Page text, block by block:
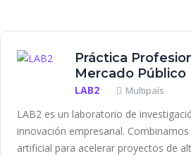
Práctica
Mercado Público
LAB2 Multipaís
LAB2 es un laboratorio de
innovación empresarial.
artificial para acelerar proyectos de